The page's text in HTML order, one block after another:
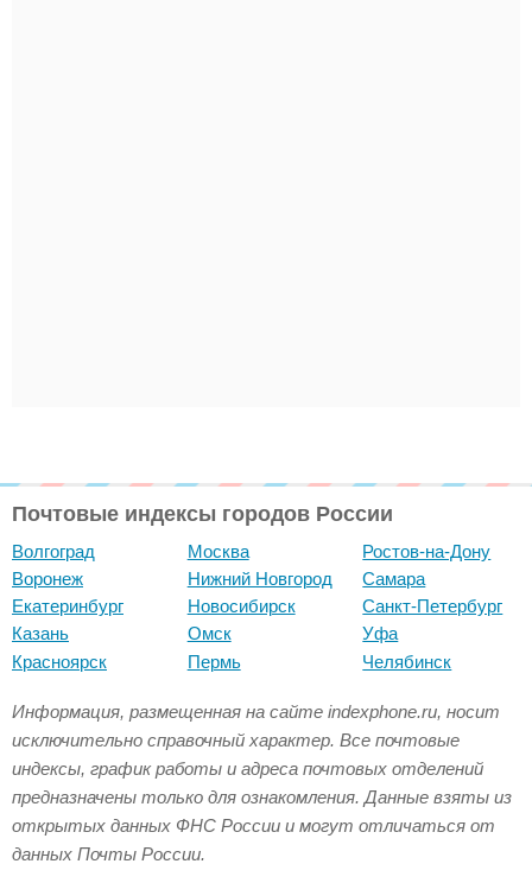
Почтовые индексы городов России
Волгоград
Воронеж
Екатеринбург
Казань
Красноярск
Москва
Нижний Новгород
Новосибирск
Омск
Пермь
Ростов-на-Дону
Самара
Санкт-Петербург
Уфа
Челябинск
Информация, размещенная на сайте indexphone.ru, носит
исключительно справочный характер. Все почтовые
индексы, график работы и адреса почтовых отделений
предназначены только для ознакомления. Данные взяты из
открытых данных ФНС России и могут отличаться от
данных Почты России.